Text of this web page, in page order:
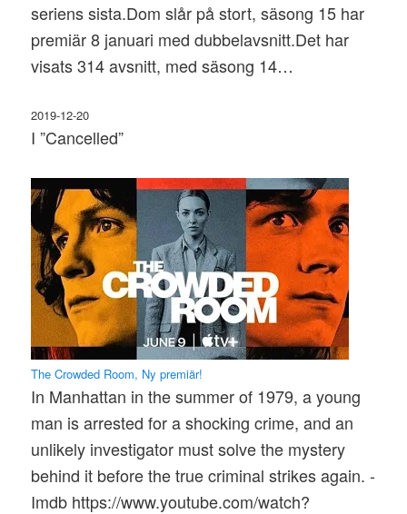
seriens sista.Dom slår på stort, säsong 15 har
premiär 8 januari med dubbelavsnitt.Det har
visats 314 avsnitt, med säsong 14…
2019-12-20
I ”Cancelled”
The Crowded Room, Ny premiär!
In Manhattan in the summer of 1979, a young
man is arrested for a shocking crime, and an
unlikely investigator must solve the mystery
behind it before the true criminal strikes again. -
Imdb https://www.youtube.com/watch?